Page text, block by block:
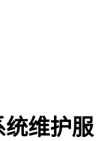
维护服